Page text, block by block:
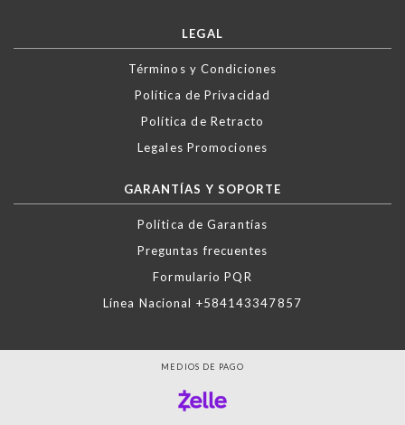
LEGAL
Términos y Condiciones
Política de Privacidad
Política de Retracto
Legales Promociones
GARANTÍAS Y SOPORTE
Política de Garantías
Preguntas frecuentes
Formulario PQR
Línea Nacional +584143347857
MEDIOS DE PAGO